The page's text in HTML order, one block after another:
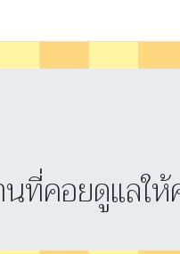
ที่คอยดูแลใ